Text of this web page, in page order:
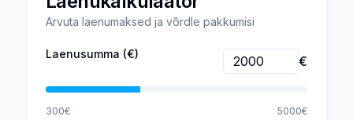
Arvuta laenumaksed ja võrdle pakkumisi
Laenusumma (€) €
300€ 5000€